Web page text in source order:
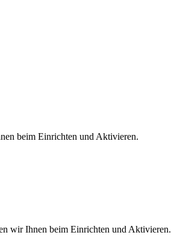
beim Einrichten und Aktivieren.
wir Ihnen beim Einrichten und Aktivieren.